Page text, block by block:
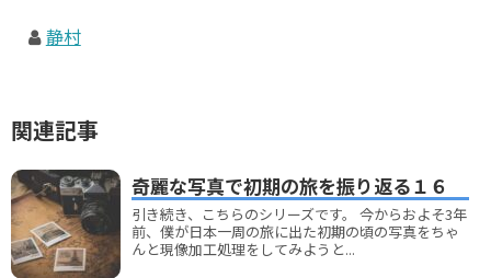
静村
関連記事
奇麗な写真で初期の旅を振り返る１６
引き続き、こちらのシリーズです。 今からおよそ3年
前、僕が日本一周の旅に出た初期の頃の写真をちゃ
んと現像加工処理をしてみようと...